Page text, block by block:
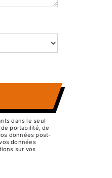
dans le seul
portabilité, de
données post-
données
sur vos